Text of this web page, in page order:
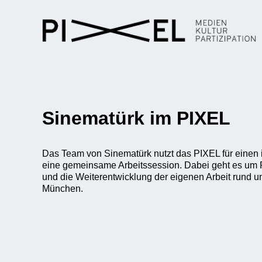
Sinematürk im PIXEL
Das Team von Sinematürk nutzt das PIXEL für
eine gemeinsame Arbeitssession. Dabei geht es um
und die Weiterentwicklung der eigenen Arbeit rund
München.